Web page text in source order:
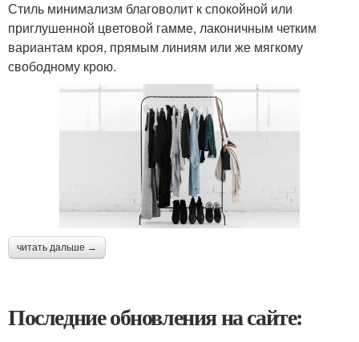
Стиль минимализм благоволит к спокойной или
приглушенной цветовой гамме, лаконичным четким
вариантам кроя, прямым линиям или же мягкому
свободному крою.
читать дальше →
Последние обновления на сайте: